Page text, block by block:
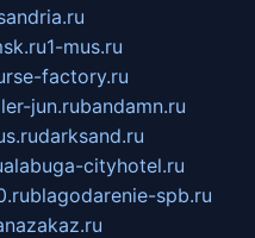
1-mus.ru
factory.ru
jun.rubandamn.ru
darksand.ru
alabuga-cityhotel.ru
blagodarenie-spb.ru